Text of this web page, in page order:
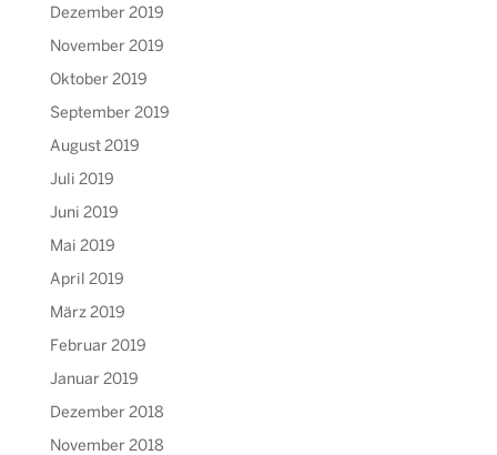
Dezember 2019
November 2019
Oktober 2019
September 2019
August 2019
Juli 2019
Juni 2019
Mai 2019
April 2019
März 2019
Februar 2019
Januar 2019
Dezember 2018
November 2018